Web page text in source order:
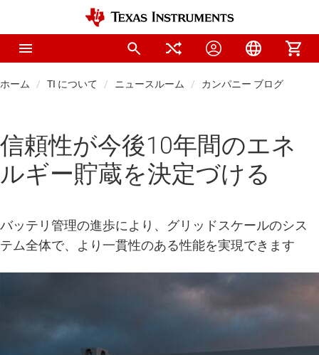
ホーム TI について ニュースルーム カンパニー ブログ
信頼性が今後10年間のエネ
ルギー貯蔵を決定づける
バッテリ管理の進歩により、グリッドスケールのシス
テム全体で、より一貫性のある性能を実現できます